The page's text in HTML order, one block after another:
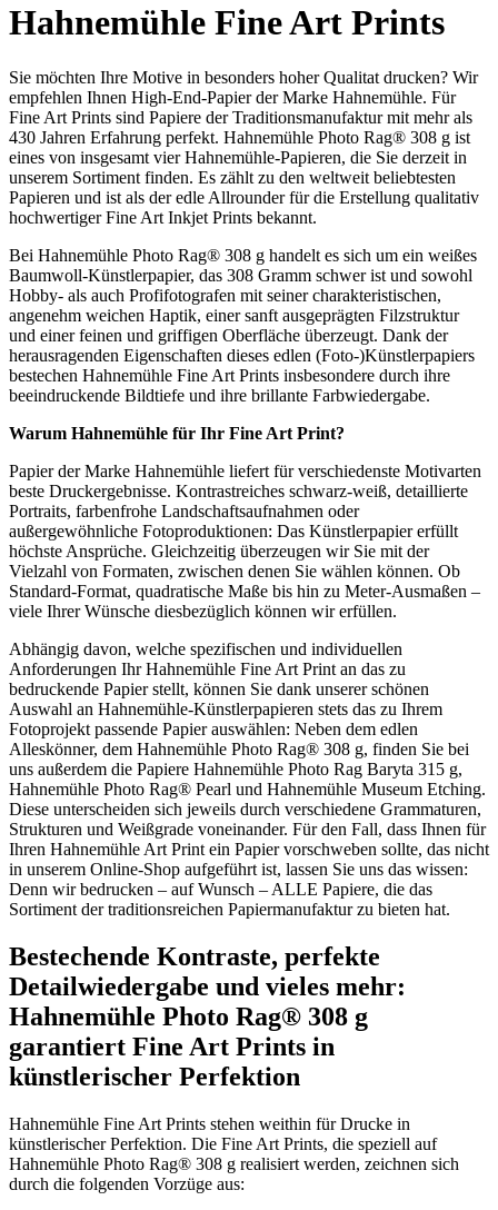
Hahnemühle Fine Art Prints
Sie möchten Ihre Motive in besonders hoher Qualitat drucken? Wir
empfehlen Ihnen High-End-Papier der Marke Hahnemühle. Für
Fine Art Prints sind Papiere der Traditionsmanufaktur mit mehr als
430 Jahren Erfahrung perfekt. Hahnemühle Photo Rag® 308 g ist
eines von insgesamt vier Hahnemühle-Papieren, die Sie derzeit in
unserem Sortiment finden. Es zählt zu den weltweit beliebtesten
Papieren und ist als der edle Allrounder für die Erstellung qualitativ
hochwertiger Fine Art Inkjet Prints bekannt.
Bei Hahnemühle Photo Rag® 308 g handelt es sich um ein weißes
Baumwoll-Künstlerpapier, das 308 Gramm schwer ist und sowohl
Hobby- als auch Profifotografen mit seiner charakteristischen,
angenehm weichen Haptik, einer sanft ausgeprägten Filzstruktur
und einer feinen und griffigen Oberfläche überzeugt. Dank der
herausragenden Eigenschaften dieses edlen (Foto-)Künstlerpapiers
bestechen Hahnemühle Fine Art Prints insbesondere durch ihre
beeindruckende Bildtiefe und ihre brillante Farbwiedergabe.
Warum Hahnemühle für Ihr Fine Art Print?
Papier der Marke Hahnemühle liefert für verschiedenste Motivarten
beste Druckergebnisse. Kontrastreiches schwarz-weiß, detaillierte
Portraits, farbenfrohe Landschaftsaufnahmen oder
außergewöhnliche Fotoproduktionen: Das Künstlerpapier erfüllt
höchste Ansprüche. Gleichzeitig überzeugen wir Sie mit der
Vielzahl von Formaten, zwischen denen Sie wählen können. Ob
Standard-Format, quadratische Maße bis hin zu Meter-Ausmaßen –
viele Ihrer Wünsche diesbezüglich können wir erfüllen.
Abhängig davon, welche spezifischen und individuellen
Anforderungen Ihr Hahnemühle Fine Art Print an das zu
bedruckende Papier stellt, können Sie dank unserer schönen
Auswahl an Hahnemühle-Künstlerpapieren stets das zu Ihrem
Fotoprojekt passende Papier auswählen: Neben dem edlen
Alleskönner, dem Hahnemühle Photo Rag® 308 g, finden Sie bei
uns außerdem die Papiere Hahnemühle Photo Rag Baryta 315 g,
Hahnemühle Photo Rag® Pearl und Hahnemühle Museum Etching.
Diese unterscheiden sich jeweils durch verschiedene Grammaturen,
Strukturen und Weißgrade voneinander. Für den Fall, dass Ihnen für
Ihren Hahnemühle Art Print ein Papier vorschweben sollte, das nicht
in unserem Online-Shop aufgeführt ist, lassen Sie uns das wissen:
Denn wir bedrucken – auf Wunsch – ALLE Papiere, die das
Sortiment der traditionsreichen Papiermanufaktur zu bieten hat.
Bestechende Kontraste, perfekte
Detailwiedergabe und vieles mehr:
Hahnemühle Photo Rag® 308 g
garantiert Fine Art Prints in
künstlerischer Perfektion
Hahnemühle Fine Art Prints stehen weithin für Drucke in
künstlerischer Perfektion. Die Fine Art Prints, die speziell auf
Hahnemühle Photo Rag® 308 g realisiert werden, zeichnen sich
durch die folgenden Vorzüge aus: